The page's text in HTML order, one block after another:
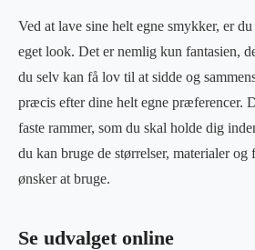
Ved at lave sine helt egne smykker, er
eget look. Det er nemlig kun fantasien,
du selv kan få lov til at sidde og
præcis efter dine helt egne præferencer.
faste rammer, som du skal holde dig
du kan bruge de størrelser, materialer og
ønsker at bruge.
Se udvalget online